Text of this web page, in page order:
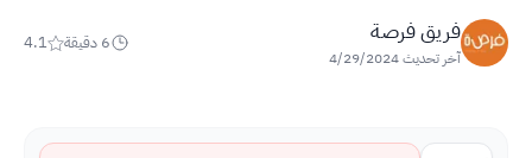
فريق فرصة
آخر تحديث4/29/2024
6 دقيقة 4.1